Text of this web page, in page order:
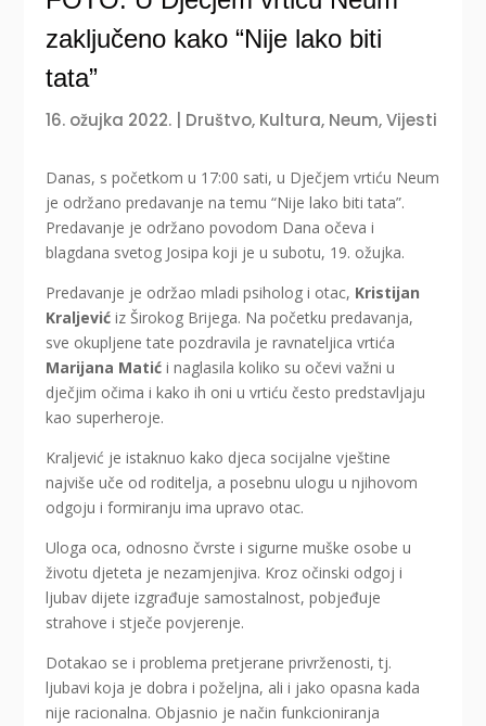
zaključeno kako “Nije lako biti
tata”
16. ožujka 2022. Društvo, Kultura, Neum,Vijesti
Danas, s početkom u 17:00 sati, u Dječjem vrtiću Neum
je održano predavanje na temu “Nije lako biti tata”.
Predavanje je održano povodom Dana očeva i
blagdana svetog Josipa koji je u subotu, 19. ožujka.
Predavanje je održao mladi psiholog i otac, Kristijan
Kraljević iz Širokog Brijega. Na početku predavanja,
sve okupljene tate pozdravila je ravnateljica vrtića
Marijana Matić i naglasila koliko su očevi važni u
dječjim očima i kako ih oni u vrtiću često predstavljaju
kao superheroje.
Kraljević je istaknuo kako djeca socijalne vještine
najviše uče od roditelja, a posebnu ulogu u njihovom
odgoju i formiranju ima upravo otac.
Uloga oca, odnosno čvrste i sigurne muške osobe u
životu djeteta je nezamjenjiva. Kroz očinski odgoj i
ljubav dijete izgrađuje samostalnost, pobjeđuje
strahove i stječe povjerenje.
Dotakao se i problema pretjerane privrženosti, tj.
ljubavi koja je dobra i poželjna, ali i jako opasna kada
nije racionalna. Objasnio je način funkcioniranja